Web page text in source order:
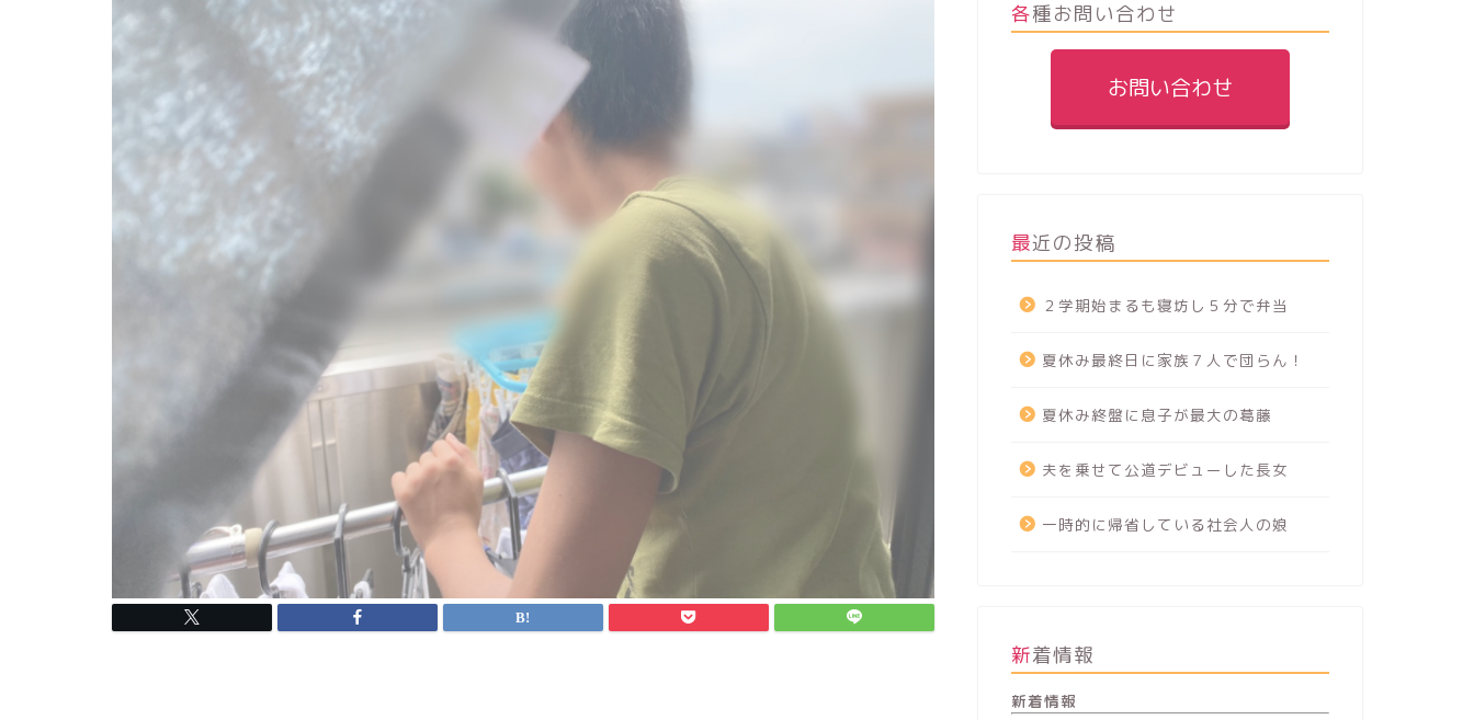
各種お問い合わせ
お問い合わせ
最近の投稿
２学期始まるも寝坊し５分で弁当
夏休み最終日に家族７人で団らん！
夏休み終盤に息子が最大の葛藤
夫を乗せて公道デビューした長女
一時的に帰省している社会人の娘
新着情報
新着情報